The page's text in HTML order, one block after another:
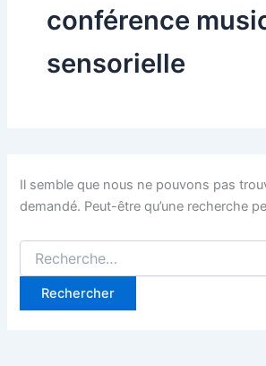
conférence
sensorielle
Il semble que nous ne pouvons pas
demandé. Peut-être qu’une recherche
Rechercher :